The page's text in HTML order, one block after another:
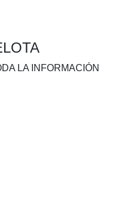
LA INFORMACIÓN